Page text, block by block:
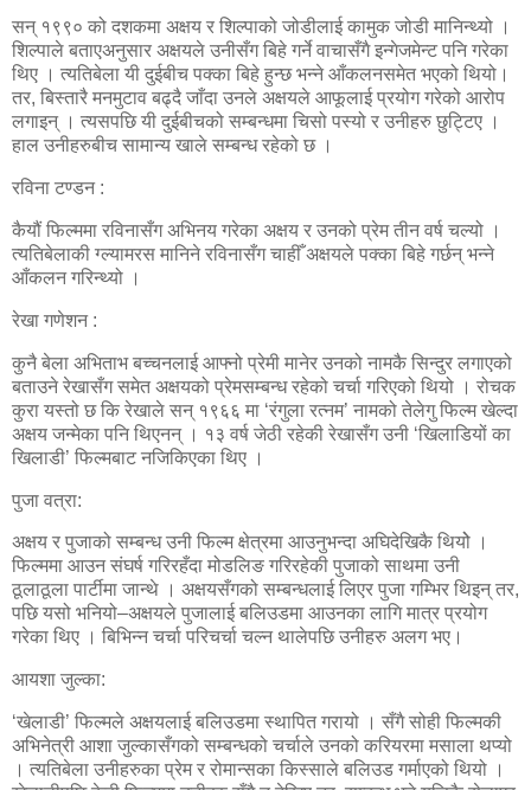
सन् १९९० को दशकमा अक्षय र शिल्पाको जोडीलाई कामुक जोडी मानिन्थ्यो ।
शिल्पाले बताएअनुसार अक्षयले उनीसँग बिहे गर्ने वाचासँगै इन्गेजमेन्ट पनि गरेका
थिए । त्यतिबेला यी दुईबीच पक्का बिहे हुन्छ भन्ने आँकलनसमेत भएको थियो।
तर, बिस्तारै मनमुटाव बढ्दै जाँदा उनले अक्षयले आफूलाई प्रयोग गरेको आरोप
लगाइन् । त्यसपछि यी दुईबीचको सम्बन्धमा चिसो पस्यो र उनीहरु छुट्टिए ।
हाल उनीहरुबीच सामान्य खाले सम्बन्ध रहेको छ ।
रविना टण्डन :
कैयौं फिल्ममा रविनासँग अभिनय गरेका अक्षय र उनको प्रेम तीन वर्ष चल्यो ।
त्यतिबेलाकी ग्ल्यामरस मानिने रविनासँग चाहीँ अक्षयले पक्का बिहे गर्छन् भन्ने
आँकलन गरिन्थ्यो ।
रेखा गणेशन :
कुनै बेला अभिताभ बच्चनलाई आफ्नो प्रेमी मानेर उनको नामकै सिन्दुर लगाएको
बताउने रेखासँग समेत अक्षयको प्रेमसम्बन्ध रहेको चर्चा गरिएको थियो । रोचक
कुरा यस्तो छ कि रेखाले सन् १९६६ मा ‘रंगुला रत्नम’ नामको तेलेगु फिल्म खेल्दा
अक्षय जन्मेका पनि थिएनन् । १३ वर्ष जेठी रहेकी रेखासँग उनी ‘खिलाडियों का
खिलाडी’ फिल्मबाट नजिकिएका थिए ।
पुजा वत्रा:
अक्षय र पुजाको सम्बन्ध उनी फिल्म क्षेत्रमा आउनुभन्दा अघिदेखिकै थियोे ।
फिल्ममा आउन संघर्ष गरिरहँदा मोडलिङ गरिरहेकी पुजाको साथमा उनी
ठूलाठूला पार्टीमा जान्थे । अक्षयसँगको सम्बन्धलाई लिएर पुजा गम्भिर थिइन् तर,
पछि यसो भनियो–अक्षयले पुजालाई बलिउडमा आउनका लागि मात्र प्रयोग
गरेका थिए । बिभिन्न चर्चा परिचर्चा चल्न थालेपछि उनीहरु अलग भए।
आयशा जुल्का:
‘खेलाडी’ फिल्मले अक्षयलाई बलिउडमा स्थापित गरायो । सँगै सोही फिल्मकी
अभिनेत्री आशा जुल्कासँगको सम्बन्धको चर्चाले उनको करियरमा मसाला थप्यो
। त्यतिबेला उनीहरुका प्रेम र रोमान्सका किस्साले बलिउड गर्माएको थियो ।